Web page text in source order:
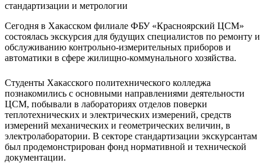
Сегодня в Хакасском филиале ФБУ «Красноярский ЦСМ»
состоялась экскурсия для будущих специалистов по ремонту и
обслуживанию контрольно-измерительных приборов и
автоматики в сфере жилищно-коммунального хозяйства.
Студенты Хакасского политехнического колледжа
познакомились с основными направлениями деятельности
ЦСМ, побывали в лабораториях отделов поверки
теплотехнических и электрических измерений, средств
измерений механических и геометрических величин, в
электролаборатории. В секторе стандартизации экскурсантам
был продемонстрирован фонд нормативной и технической
документации.